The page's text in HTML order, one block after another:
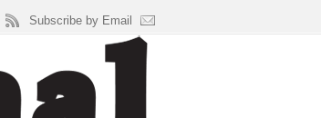
Subscribe by Email